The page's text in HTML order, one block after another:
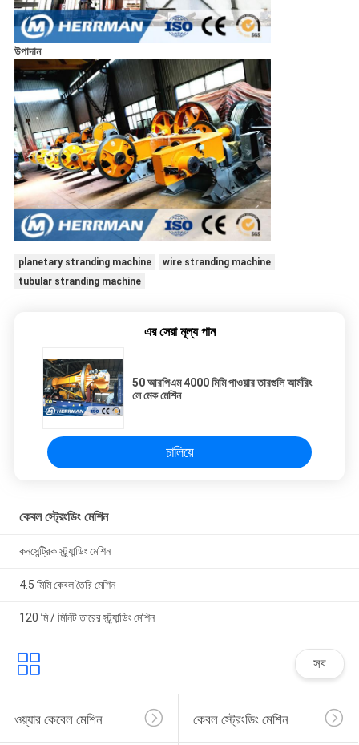
উপাদান
planetary stranding machine
wire stranding machine
tubular stranding machine
এর সেরা মূল্য পান
50 আরপিএম 4000 মিমি পাওয়ার তারগুলি আর্মরিং
লে মেক মেশিন
চালিয়ে
কেবল স্ট্রেংডিং মেশিন
কনসেন্ট্রিক স্ট্র্যান্ডিং মেশিন
4.5 মিমি কেবল তৈরি মেশিন
120 মি / মিনিট তারের স্ট্র্যান্ডিং মেশিন
সব
ওয়্যার কেবেল মেশিন কেবল স্ট্রেংডিং মেশিন